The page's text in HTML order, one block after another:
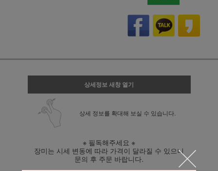
상세정보 새창 열기
상세 정보를 확대해 보실 수 있습니다.
※ 필독해주세요 ※
장미는 시세 변동에 따라 가격이 달라질 수 있으니
문의 후 주문 바랍니다.